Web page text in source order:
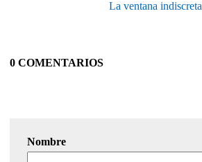
La ventana indiscreta
0 COMENTARIOS
Nombre